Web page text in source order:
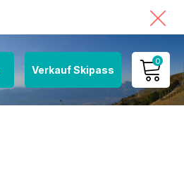
Verkauf Skipass
0
MEIN KONTO